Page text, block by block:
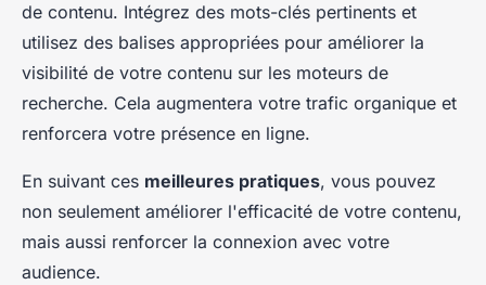
de contenu. Intégrez des mots-clés pertinents et
utilisez des balises appropriées pour améliorer la
visibilité de votre contenu sur les moteurs de
recherche. Cela augmentera votre trafic organique et
renforcera votre présence en ligne.
En suivant ces meilleures pratiques, vous pouvez
non seulement améliorer l'efficacité de votre contenu,
mais aussi renforcer la connexion avec votre
audience.